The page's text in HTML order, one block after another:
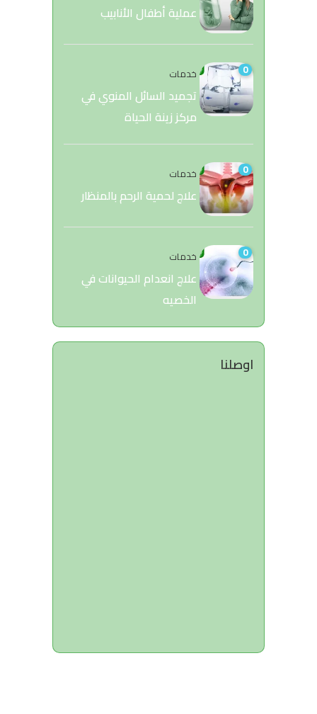
عملية أطفال الأنابيب
0 خدمات
تجميد السائل المنوي في
مركز زينة الحياة
0 خدمات
علاج لحمية الرحم بالمنظار
0 خدمات
علاج انعدام الحيوانات في
الخصيه
اوصلنا